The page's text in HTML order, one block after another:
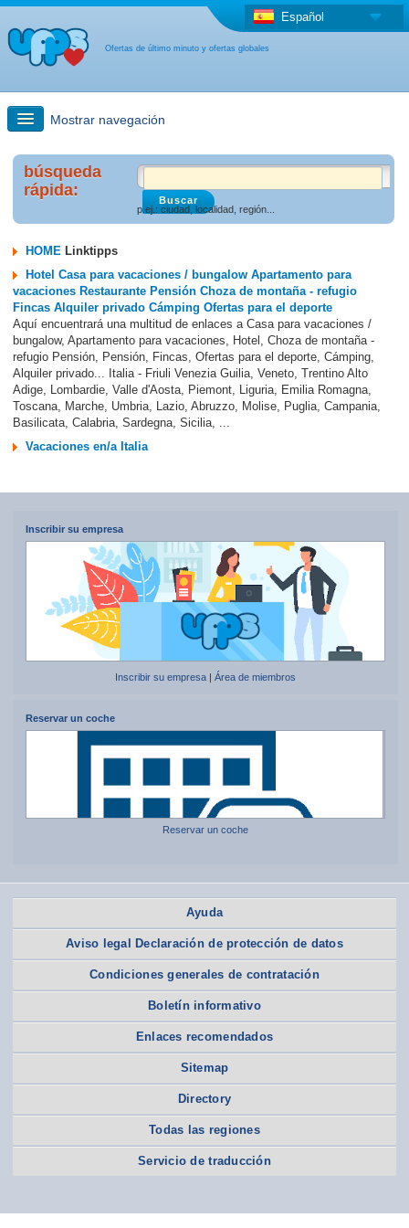
Ofertas de último minuto y ofertas globales
Español
Mostrar navegación
búsqueda rápida
Viajes: Búsqueda en el mapa
Oferta de última hora + Oferta global
otro país
búsqueda
rápida:
p.ej.: ciudad, localidad, región...
HOME Linktipps
Hotel Casa para vacaciones / bungalow Apartamento para
vacaciones Restaurante Pensión Choza de montaña - refugio
Fincas Alquiler privado Cámping Ofertas para el deporte
Aquí encuentrará una multitud de enlaces a Casa para vacaciones /
bungalow, Apartamento para vacaciones, Hotel, Choza de montaña -
refugio Pensión, Pensión, Fincas, Ofertas para el deporte, Cámping,
Alquiler privado... Italia - Friuli Venezia Guilia, Veneto, Trentino Alto
Adige, Lombardie, Valle d'Aosta, Piemont, Liguria, Emilia Romagna,
Toscana, Marche, Umbria, Lazio, Abruzzo, Molise, Puglia, Campania,
Basilicata, Calabria, Sardegna, Sicilia, ...
Vacaciones en/a Italia
Inscribir su empresa
Inscribir su empresa| Área de miembros
Reservar un coche
Reservar un coche
Ayuda
Aviso legal Declaración de protección de datos
Condiciones generales de contratación
Boletín informativo
Enlaces recomendados
Sitemap
Directory
Todas las regiones
Servicio de traducción